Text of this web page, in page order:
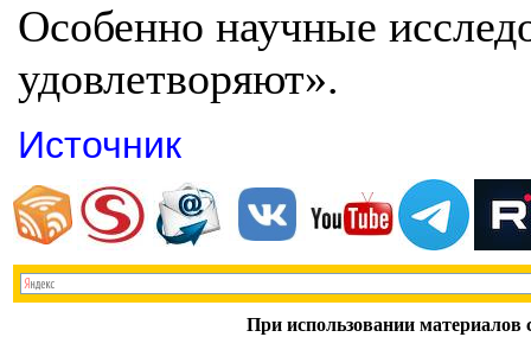
Особенно научные
удовлетворяют».
Источник
При использовании материалов